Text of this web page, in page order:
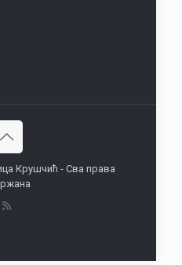
Крушчић - Сва права